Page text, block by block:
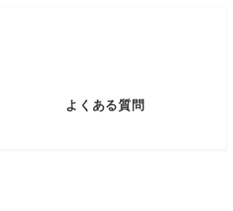
よくある質問